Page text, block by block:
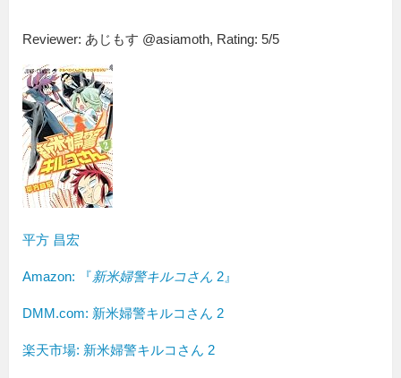
Reviewer: あじもす @asiamoth, Rating: 5/5
平方 昌宏
Amazon: 『新米婦警キルコさん 2』
DMM.com: 新米婦警キルコさん 2
楽天市場: 新米婦警キルコさん 2